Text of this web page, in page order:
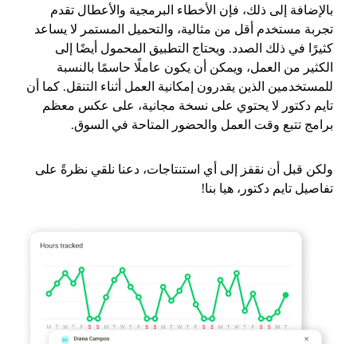
بالإضافة إلى ذلك، فإن الأخطاء البرمجية والأعطال تقدم
تجربة مستخدم أقل من مثالية، والتحميل المستمر لا يساعد
كثيرًا في ذلك الصدد. ويحتاج التطبيق المحمول أيضًا إلى
الكثير من العمل، ويمكن أن يكون عاملًا حاسمًا بالنسبة
للمستخدمين الذين يقدرون إمكانية العمل أثناء التنقل. كما أن
تايم دكتور لا يحتوي على نسخة مجانية، على عكس معظم
برامج تتبع وقت العمل والحضور المتاحة في السوق.
ولكن قبل أن نقفز إلى أي استنتاجات، دعنا نلقي نظرةً على
تفاصيل تايم دكتور، هيا بنا!